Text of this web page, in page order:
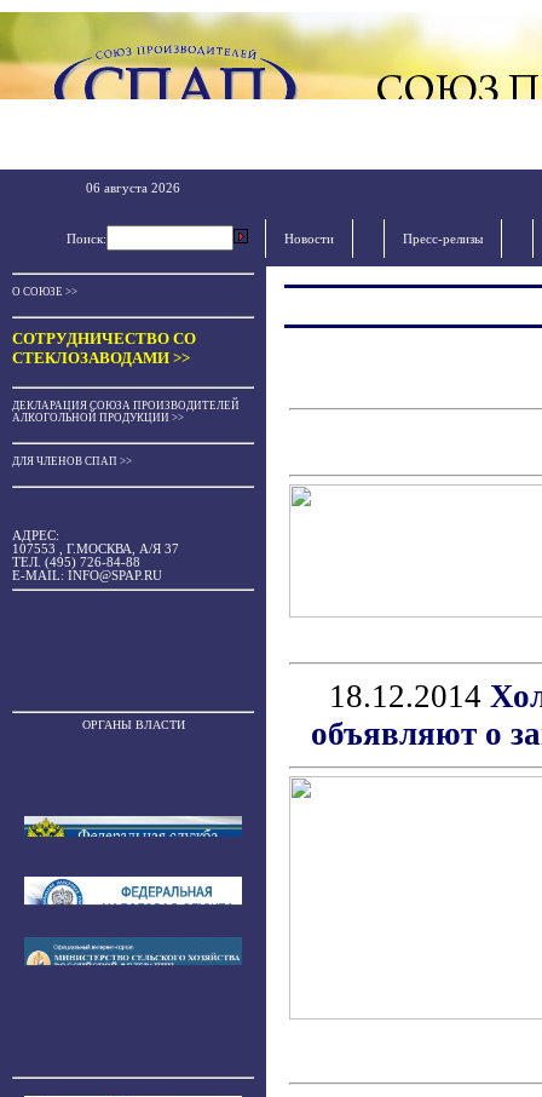
06 августа 2026
Поиск: Новости Пресс-релизы
О СОЮЗЕ >>
СОТРУДНИЧЕСТВО СО
СТЕКЛОЗАВОДАМИ >>
ДЕКЛАРАЦИЯ СОЮЗА ПРОИЗВОДИТЕЛЕЙ
АЛКОГОЛЬНОЙ ПРОДУКЦИИ >>
ДЛЯ ЧЛЕНОВ СПАП >>
АДРЕС:
107553 , Г.МОСКВА, А/Я 37
ТЕЛ. (495) 726-84-88
E-MAIL: INFO@SPAP.RU
ОРГАНЫ ВЛАСТИ
18.12.2014
объявляют о